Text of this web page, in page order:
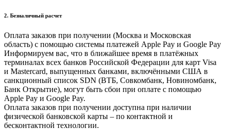
2. Безналичный расчет
Оплата заказов при получении (Москва и Московская
область) с помощью системы платежей Apple Pay и Google Pay
Информируем вас, что в ближайшее время в платёжных
терминалах всех банков Российской Федерации для карт Visa
и Masterсard, выпущенных банками, включёнными США в
санкционный список SDN (ВТБ, Совкомбанк, Новиномбанк,
Банк Открытие), могут быть сбои при оплате с помощью
Apple Pay и Google Pay.
Оплата заказов при получении доступна при наличии
физической банковской карты – по контактной и
бесконтактной технологии.